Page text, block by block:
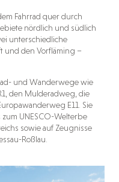
Fahrrad quer durch
nördlich und südlich
unterschiedliche
und den Vorfläming –
und Wanderwege wie
den Mulderadweg, die
E11. Sie
UNESCO-Welterbe
sowie auf Zeugnisse
Roßlau.